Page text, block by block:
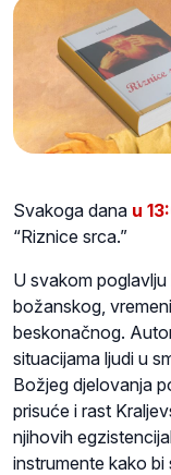
Svakoga dana u
“Riznice srca.”
U svakom
božanskog,
beskonačnog.
situacijama ljudi u
Božjeg djelovanja
prisuće i rast
njihovih
instrumente kako bi